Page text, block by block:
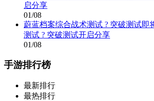
启分享
01/08
蔚蓝档案综合战术测试 ? 突破测试即
测试 ? 突破测试开启分享
01/08
手游排行榜
最新排行
最热排行